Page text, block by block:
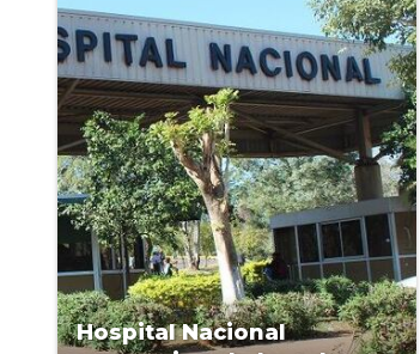
Hospital Nacional